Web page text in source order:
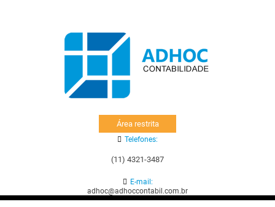
Área restrita
Telefones:
(11) 4321-3487
E-mail:
adhoc@adhoccontabil.com.br